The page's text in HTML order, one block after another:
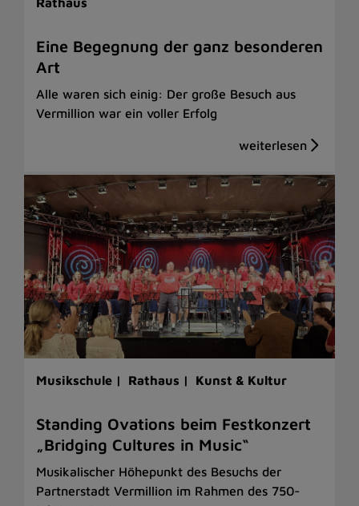
Eine Begegnung der ganz besonderen
Art
Alle waren sich einig: Der große Besuch aus
Vermillion war ein voller Erfolg
Musikschule | Rathaus | Kunst & Kultur
Standing Ovations beim Festkonzert
„Bridging Cultures in Music“
Musikalischer Höhepunkt des Besuchs der
Partnerstadt Vermillion im Rahmen des 750-